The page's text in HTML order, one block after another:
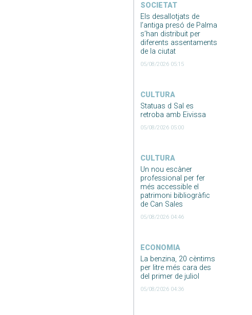
SOCIETAT
Els desallotjats de
l’antiga presó de Palma
s’han distribuit per
diferents assentaments
de la ciutat
05/08/2026 05:15
CULTURA
Statuas d Sal es
retroba amb Eivissa
05/08/2026 05:00
CULTURA
Un nou escàner
professional per fer
més accessible el
patrimoni bibliogràfic
de Can Sales
05/08/2026 04:46
ECONOMIA
La benzina, 20 cèntims
per litre més cara des
del primer de juliol
05/08/2026 04:36